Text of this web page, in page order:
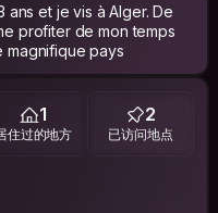
ans et je vis à Alger. De
profiter de mon temps
pays
1
住过的地方
2
已访问地点